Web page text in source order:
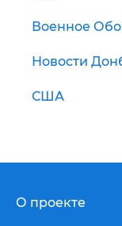
Военное
Новости
США
О проекте